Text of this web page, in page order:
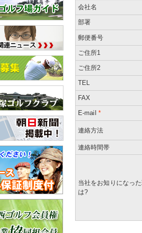
会社名
部署
郵便番号
ご住所1
ご住所2
TEL
FAX
E-mail *
連絡方法
連絡時間帯
当社をお知りになっ
は?